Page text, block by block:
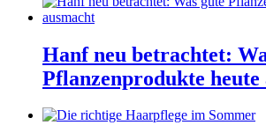
Hanf neu betrachtet:
Pflanzenprodukte heute